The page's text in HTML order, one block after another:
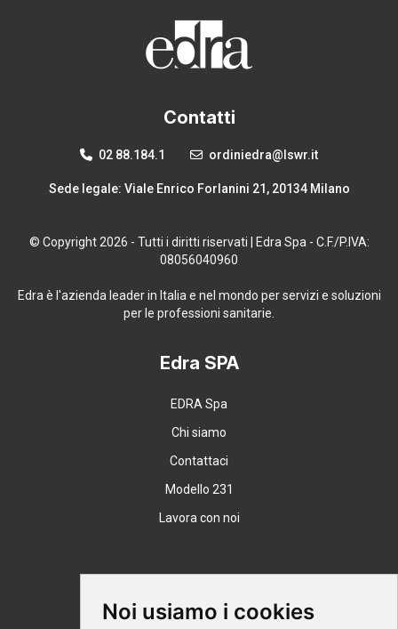
Noi usiamo i cookies
Contatti
02 88.184.1 ordiniedra@lswr.it
Sede legale: Viale Enrico Forlanini 21, 20134 Milano
© Copyright 2026 - Tutti i diritti riservati | Edra Spa - C.F./P.IVA:
08056040960
Edra è l'azienda leader in Italia e nel mondo per servizi e soluzioni
per le professioni sanitarie.
Edra SPA
EDRA Spa
Chi siamo
Contattaci
Modello 231
Lavora con noi
Supporto